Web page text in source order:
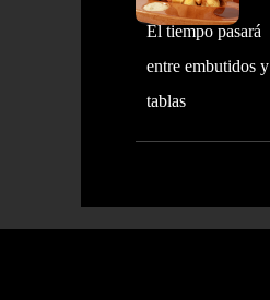
El tiempo pasará
entre embutidos y
tablas